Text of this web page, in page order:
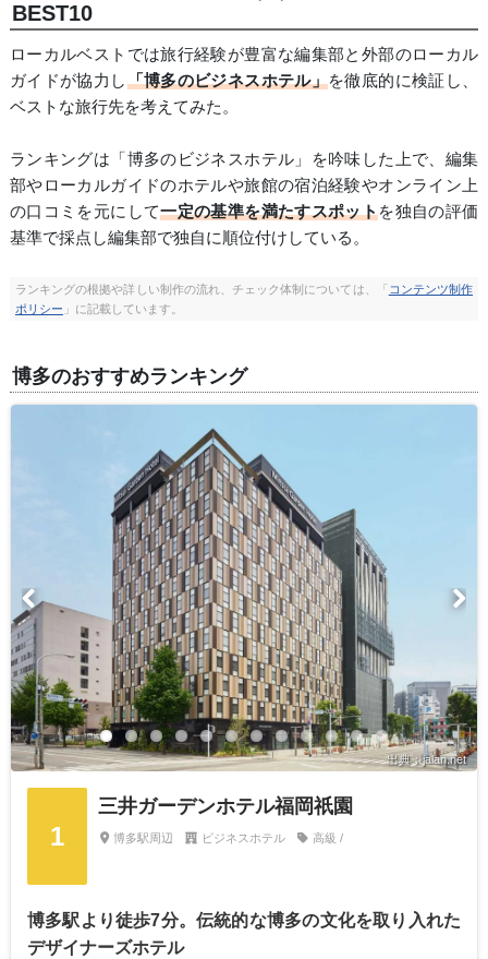
BEST10
ローカルベストでは旅行経験が豊富な編集部と外部のローカル
ガイドが協力し「博多のビジネスホテル」を徹底的に検証し、
ベストな旅行先を考えてみた。
ランキングは「博多のビジネスホテル」を吟味した上で、編集
部やローカルガイドのホテルや旅館の宿泊経験やオンライン上
の口コミを元にして一定の基準を満たすスポットを独自の評価
基準で採点し編集部で独自に順位付けしている。
ランキングの根拠や詳しい制作の流れ、チェック体制については、「 コンテンツ制作
ポリシー 」に記載しています。
博多のおすすめランキング
出典：jalan.net
1
三井ガーデンホテル福岡祇園
博多駅周辺 ビジネスホテル 高級 /
博多駅より徒歩7分。伝統的な博多の文化を取り入れた
デザイナーズホテル